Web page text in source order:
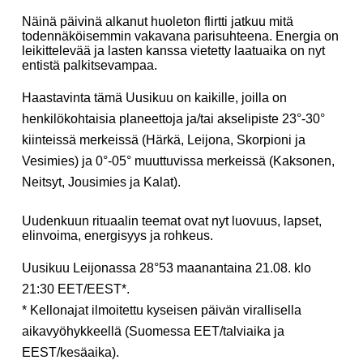
Näinä päivinä alkanut huoleton flirtti jatkuu mitä
todennäköisemmin vakavana parisuhteena. Energia on
leikittelevää ja lasten kanssa vietetty laatuaika on nyt
entistä palkitsevampaa.
Haastavinta tämä Uusikuu on kaikille, joilla on
henkilökohtaisia planeettoja ja/tai akselipiste 23°-30°
kiinteissä merkeissä (Härkä, Leijona, Skorpioni ja
Vesimies) ja 0°-05° muuttuvissa merkeissä (Kaksonen,
Neitsyt, Jousimies ja Kalat).
Uudenkuun rituaalin teemat ovat nyt luovuus, lapset,
elinvoima, energisyys ja rohkeus.
Uusikuu Leijonassa 28°53 maanantaina 21.08. klo
21:30 EET/EEST*.
* Kellonajat ilmoitettu kyseisen päivän virallisella
aikavyöhykkeellä (Suomessa EET/talviaika ja
EEST/kesäaika).